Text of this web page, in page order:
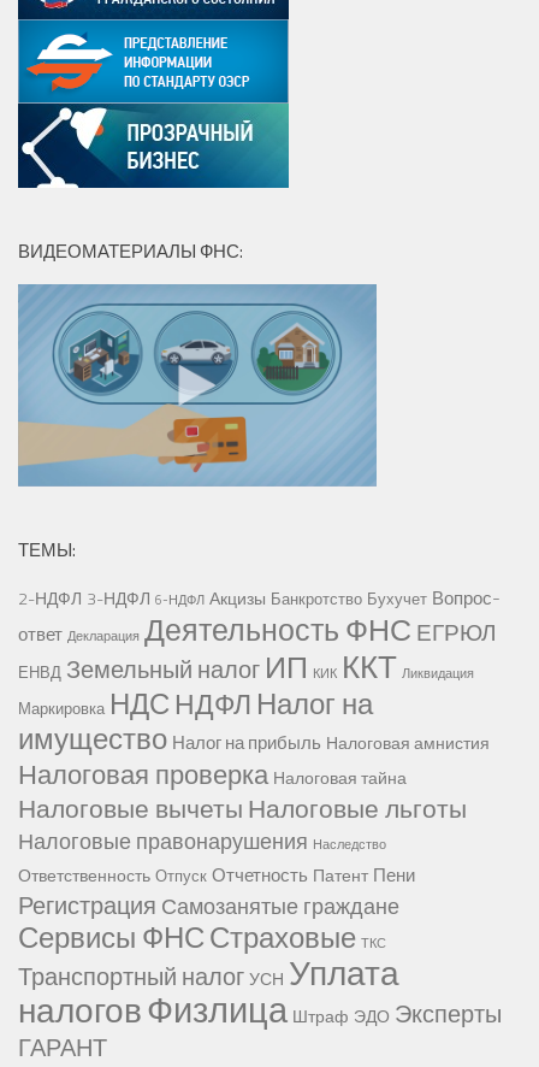
ВИДЕОМАТЕРИАЛЫ ФНС:
ТЕМЫ:
2-НДФЛ 3-НДФЛ 6-НДФЛ Акцизы Банкротство Бухучет Вопрос-
ответ Декларация Деятельность ФНС ЕГРЮЛ
ЕНВД Земельный налог ИП КИК ККТ Ликвидация
Маркировка НДС НДФЛ Налог на
имущество Налог на прибыль Налоговая амнистия
Налоговая проверка Налоговая тайна
Налоговые вычетыНалоговые льготы
Налоговые правонарушения Наследство
Ответственность Отпуск Отчетность Патент Пени
Регистрация Самозанятые граждане
Сервисы ФНССтраховые ТКС
Транспортный налогУСН Уплата
налоговФизлица Штраф ЭДО Эксперты
ГАРАНТ